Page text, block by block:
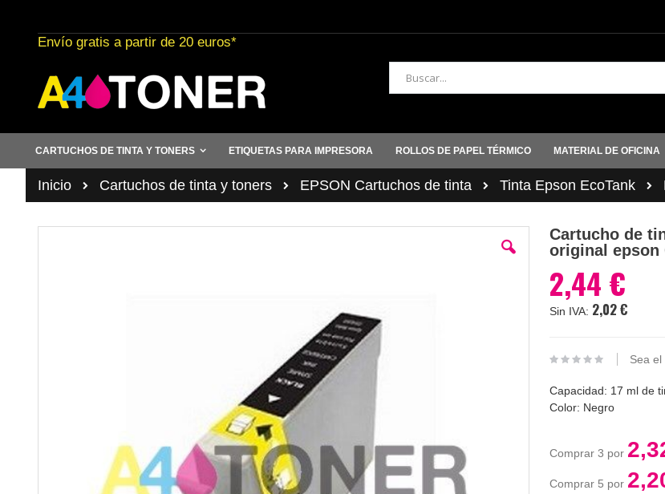
al
contenido
Envío gratis a partir de 20 euros*
Buscar
CARTUCHOS DE TINTA Y TONERS ETIQUETAS PARA IMPRESORA ROLLOS DE PAPEL TÉRMICO MATERIAL DE OFICINA
Inicio Cartuchos de tinta y toners EPSON Cartuchos de tinta Tinta Epson EcoTank
Cartucho de
original epson
2,44 €
2,02 €
Sea
Capacidad: 17 ml de
Color: Negro
Comprar 3 por
Comprar 5 por